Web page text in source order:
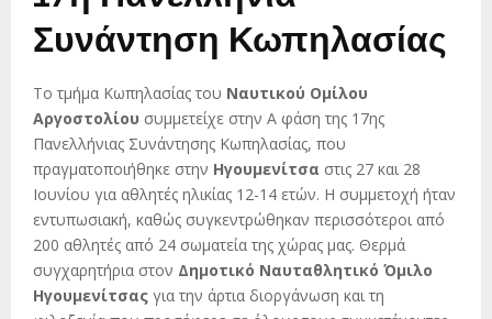
Συνάντηση Κωπηλασίας
Το τμήμα Κωπηλασίας του Ναυτικού Ομίλου
Αργοστολίου συμμετείχε στην Α φάση της 17ης
Πανελλήνιας Συνάντησης Κωπηλασίας, που
πραγματοποιήθηκε στην Ηγουμενίτσα στις 27 και 28
Ιουνίου για αθλητές ηλικίας 12-14 ετών. Η συμμετοχή ήταν
εντυπωσιακή, καθώς συγκεντρώθηκαν περισσότεροι από
200 αθλητές από 24 σωματεία της χώρας μας. Θερμά
συγχαρητήρια στον Δημοτικό Ναυταθλητικό Όμιλο
Ηγουμενίτσας για την άρτια διοργάνωση και τη